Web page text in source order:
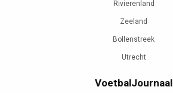
Rivierenland
Zeeland
Bollenstreek
Utrecht
VoetbalJournaal